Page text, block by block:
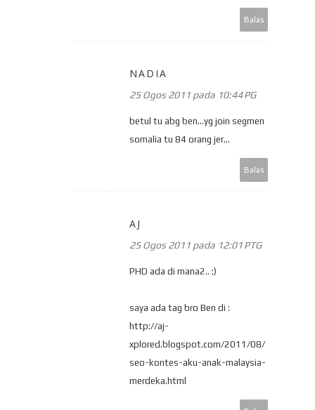
Balas
NADIA
25 Ogos 2011 pada 10:44 PG
betul tu abg ben...yg join segmen
somalia tu 84 orang jer...
Balas
AJ
25 Ogos 2011 pada 12:01 PTG
PHD ada di mana2.. :)
saya ada tag bro Ben di :
http://aj-
xplored.blogspot.com/2011/08/
seo-kontes-aku-anak-malaysia-
merdeka.html